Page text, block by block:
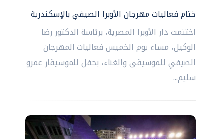
ختام فعاليات مهرجان الأوبرا الصيفي بالإسكندرية
اختتمت دار الأوبرا المصرية، برئاسة الدكتور رضا
الوكيل، مساء يوم الخميس فعاليات المهرجان
الصيفي للموسيقى والغناء، بحفل للموسيقار عمرو
سليم...